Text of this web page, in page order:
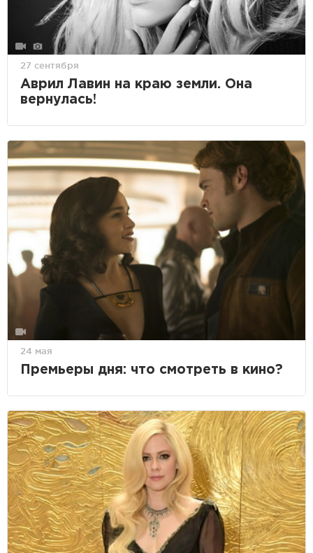
27 сентября
Аврил Лавин на краю земли. Она
вернулась!
24 мая
Премьеры дня: что смотреть в кино?